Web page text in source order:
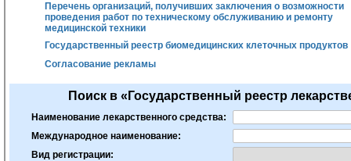
Перечень организаций, получивших заключения о возможности
проведения работ по техническому обслуживанию и ремонту
медицинской техники
Государственный реестр биомедицинских клеточных продуктов
Согласование рекламы
Поиск в «Государственный реестр
Наименование лекарственного средства:
Международное наименование:
Вид регистрации: